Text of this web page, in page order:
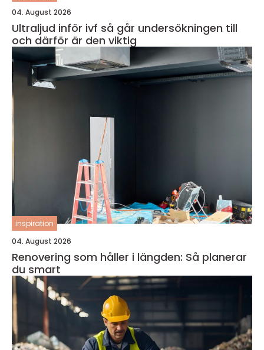
04. August 2026
Ultraljud inför ivf så går undersökningen till
och därför är den viktig
inspiration
04. August 2026
Renovering som håller i längden: Så planerar
du smart